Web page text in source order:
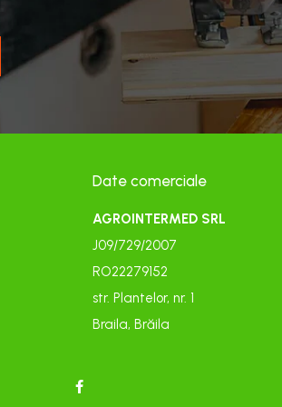
Date comerciale
AGROINTERMED SRL
J09/729/2007
RO22279152
str. Plantelor, nr. 1
Braila, Brăila